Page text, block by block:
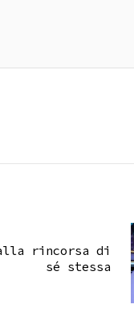
alla rincorsa di
sé stessa